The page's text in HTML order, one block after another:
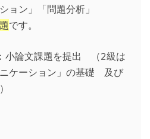
ョン」「問題分析」
です。
小論文課題を提出 （2級は
ケーション」の基礎 及び